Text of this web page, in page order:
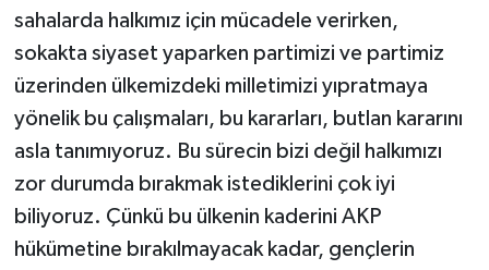
sahalarda halkımız için mücadele verirken,
sokakta siyaset yaparken partimizi ve partimiz
üzerinden ülkemizdeki milletimizi yıpratmaya
yönelik bu çalışmaları, bu kararları, butlan kararını
asla tanımıyoruz. Bu sürecin bizi değil halkımızı
zor durumda bırakmak istediklerini çok iyi
biliyoruz. Çünkü bu ülkenin kaderini AKP
hükümetine bırakılmayacak kadar, gençlerin